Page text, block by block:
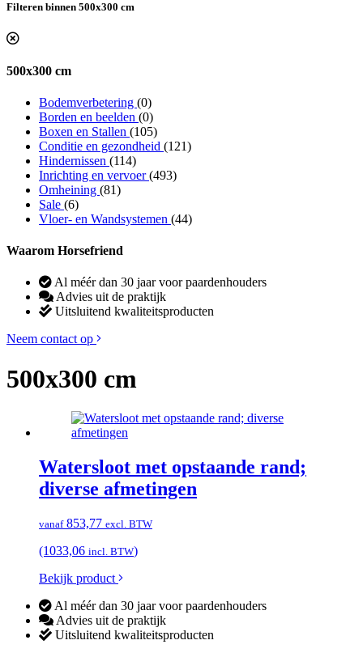
Filteren binnen 500x300 cm
500x300 cm
Bodemverbetering (0)
Borden en beelden (0)
Boxen en Stallen (105)
Conditie en gezondheid (121)
Hindernissen (114)
Inrichting en vervoer(493)
Omheining (81)
Sale (6)
Vloer- en Wandsystemen (44)
Waarom Horsefriend
Al méér dan 30 jaar voor paardenhouders
Advies uit de praktijk
Uitsluitend kwaliteitsproducten
Neem contact op
500x300 cm
Watersloot met opstaande rand;
diverse afmetingen
vanaf853,77 excl. BTW
(1033,06 incl. BTW)
Bekijk product
Al méér dan 30 jaar voor paardenhouders
Advies uit de praktijk
Uitsluitend kwaliteitsproducten